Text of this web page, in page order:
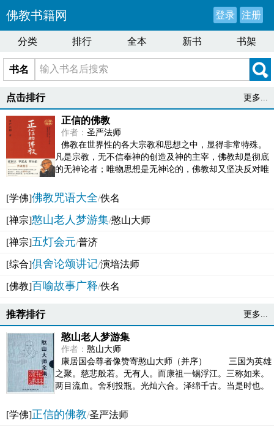
佛教书籍网 登录 注册
分类 排行 全本 新书 书架
书名
点击排行 更多...
正信的佛教
作者： 圣严法师
佛教在世界性的各大宗教和思想之中，显得非常特殊。
凡是宗教，无不信奉神的创造及神的主宰，佛教却是彻底
的无神论者；唯物思想是无神论的，佛教却又坚决反对唯
[学佛]佛教咒语大全/佚名
[禅宗]憨山老人梦游集/憨山大师
[禅宗]五灯会元/普济
[综合]俱舍论颂讲记/演培法师
[佛教]百喻故事广释/佚名
推荐排行 更多...
憨山老人梦游集
作者： 憨山大师
康居国会尊者像赞寄憨山大师（并序） 三国为英雄
之聚。慈悲般若。无有人。而康祖一锡浮江。三称如来。
两目流血。舍利投瓶。光灿六合。泽绵千古。当是时也。
[学佛]正信的佛教/圣严法师